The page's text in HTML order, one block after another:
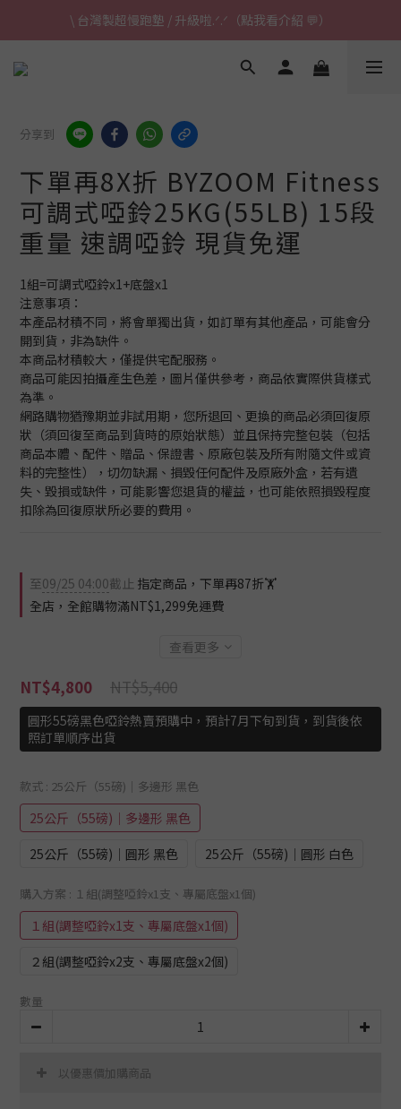
\ 台灣製超慢跑墊 / 升級啦.ᐟ.ᐟ（點我看介紹 💬）
\ 台灣製超慢跑墊 / 升級啦.ᐟ.ᐟ（點我看介紹 💬）
✈ 港澳免運｜滿HK$1,239免運 (指定商品)
分享到
下單再8X折 BYZOOM Fitness
可調式啞鈴25KG(55LB) 15段
重量 速調啞鈴 現貨免運
1組=可調式啞鈴x1+底盤x1
注意事項：
本產品材積不同，將會單獨出貨，如訂單有其他產品，可能會分
開到貨，非為缺件。
本商品材積較大，僅提供宅配服務。
商品可能因拍攝產生色差，圖片僅供參考，商品依實際供貨樣式
為準。
網路購物猶豫期並非試用期，您所退回、更換的商品必須回復原
狀（須回復至商品到貨時的原始狀態）並且保持完整包裝（包括
商品本體、配件、贈品、保證書、原廠包裝及所有附隨文件或資
料的完整性），切勿缺漏、損毀任何配件及原廠外盒，若有遺
失、毀損或缺件，可能影響您退貨的權益，也可能依照損毀程度
扣除為回復原狀所必要的費用。
至09/25 04:00截止 指定商品，下單再87折🏋️
全店，全館購物滿NT$1,299免運費
查看更多
NT$5,400
NT$4,800
圓形55磅黑色啞鈴熱賣預購中，預計7月下旬到貨，到貨後依
照訂單順序出貨
款式 : 25公斤（55磅)│多邊形 黑色
25公斤（55磅)│多邊形 黑色
25公斤（55磅)│圓形 黑色
25公斤（55磅)│圓形 白色
購入方案 : １組(調整啞鈴x1支、專屬底盤x1個)
１組(調整啞鈴x1支、專屬底盤x1個)
２組(調整啞鈴x2支、專屬底盤x2個)
數量
以優惠價加購商品